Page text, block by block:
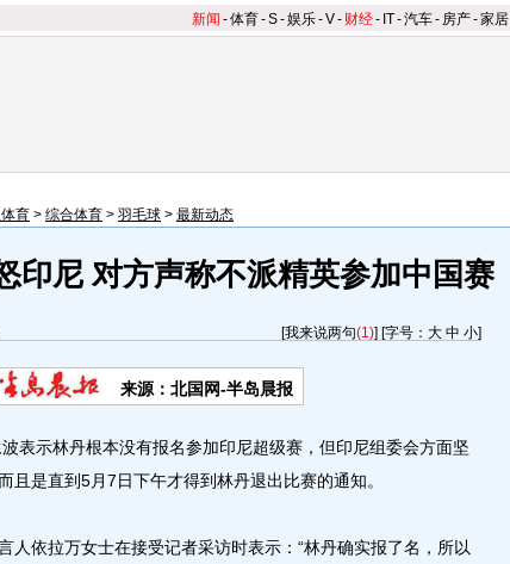
新闻 -体育-S-娱乐-V- 财经- IT-汽车- 房产-家居
育 > 综合体育 > 羽毛球 > 最新动态
印尼 对方声称不派精英参加中国赛
[我来说两句(1)] [字号： 大 中 小]
来源：北国网-半岛晨报
示林丹根本没有报名参加印尼超级赛，但印尼组委会方面坚
且是直到5月7日下午才得到林丹退出比赛的通知。
依拉万女士在接受记者采访时表示：“林丹确实报了名，所以